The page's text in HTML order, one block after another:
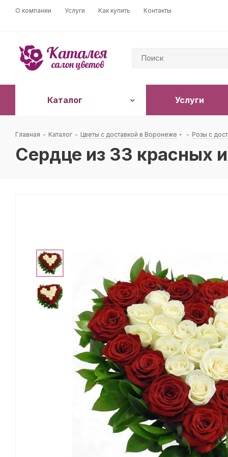
О компании Услуги Как купить Контакты
Каталог Услуги
Главная - Каталог - Цветы с доставкой в Воронеже - Розы с
Сердце из 33 красных